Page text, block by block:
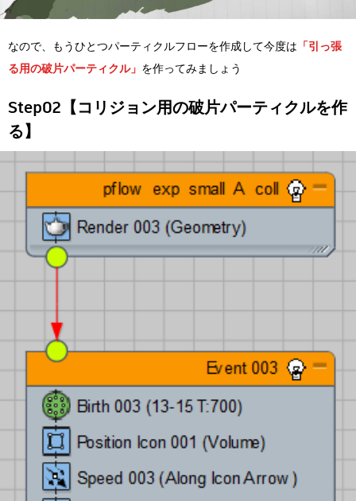
なので、もうひとつパーティクルフローを作成して今度は 「引っ張
る用の破片パーティクル」 を作ってみましょう
Step02【コリジョン用の破片パーティクルを作
る】